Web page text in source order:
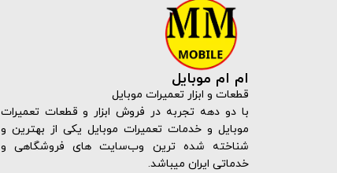
ام ام موبایل
قطعات و ابزار تعمیرات موبایل
با دو دهه تجربه در فروش ابزار و قطعات تعمیرات
موبایل و خدمات تعمیرات موبایل یکی از بهترین و
شناخته شده ترین وب‌سایت های فروشگاهی و
خدماتی ایران میباشد.